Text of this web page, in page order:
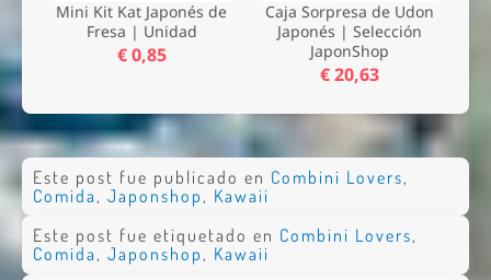
Mini Kit Kat Japonés de
Fresa | Unidad
€ 0,85
Caja Sorpresa de Udon
Japonés | Selección
JaponShop
€ 20,63
Este post fue publicado en Combini Lovers,
Comida , Japonshop , Kawaii
Este post fue etiquetado en Combini Lovers,
Comida, Japonshop, Kawaii